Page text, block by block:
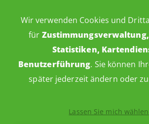
Impressum
Cookie-
Wir verwenden Cookies und
für
Statistiken,
Benutzerführung. Sie können
später jederzeit ändern oder
Lassen Sie mich wählen